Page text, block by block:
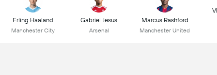
Erling Haaland
Manchester City
Gabriel Jesus
Arsenal
Marcus Rashford
Manchester United